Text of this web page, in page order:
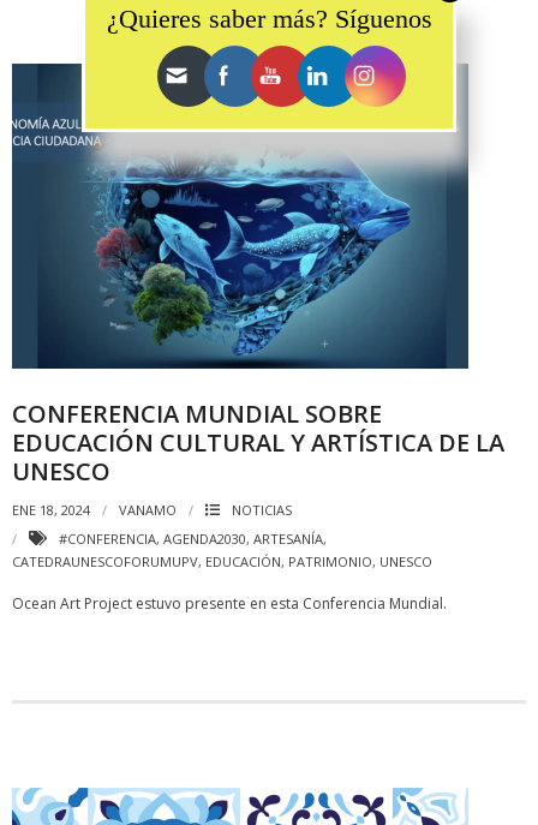
CONFERENCIA MUNDIAL SOBRE
EDUCACIÓN CULTURAL Y ARTÍSTICA DE LA
UNESCO
ENE 18, 2024 VANAMO
NOTICIAS
#CONFERENCIA, AGENDA2030, ARTESANÍA,
CATEDRAUNESCOFORUMUPV, EDUCACIÓN, PATRIMONIO, UNESCO
Ocean Art Project estuvo presente en esta Conferencia Mundial.
¿Quieres saber más? Síguenos